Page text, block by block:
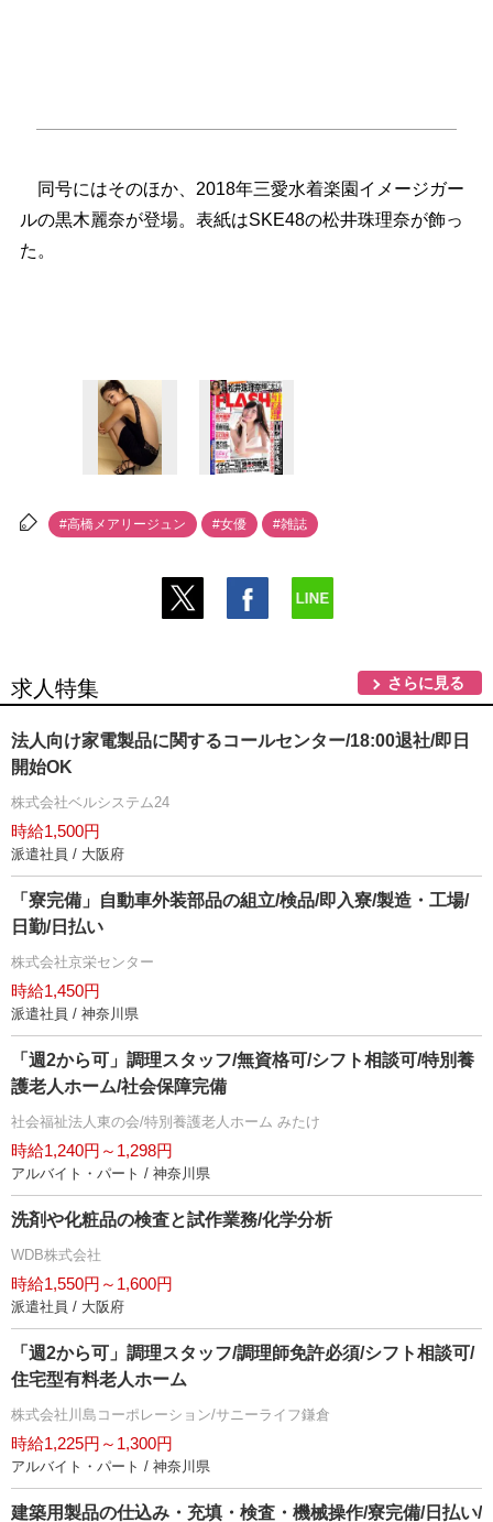
同号にはそのほか、2018年三愛水着楽園イメージガー
ルの黒木麗奈が登場。表紙はSKE48の松井珠理奈が飾っ
た。
#高橋メアリージュン #女優 #雑誌
求人特集 さらに見る
法人向け家電製品に関するコールセンター/18:00退社/即日
開始OK
株式会社ベルシステム24
時給1,500円
派遣社員 / 大阪府
「寮完備」自動車外装部品の組立/検品/即入寮/製造・工場/
日勤/日払い
株式会社京栄センター
時給1,450円
派遣社員 / 神奈川県
「週2から可」調理スタッフ/無資格可/シフト相談可/特別養
護老人ホーム/社会保障完備
社会福祉法人東の会/特別養護老人ホーム みたけ
時給1,240円～1,298円
アルバイト・パート / 神奈川県
洗剤や化粧品の検査と試作業務/化学分析
WDB株式会社
時給1,550円～1,600円
派遣社員 / 大阪府
「週2から可」調理スタッフ/調理師免許必須/シフト相談可/
住宅型有料老人ホーム
株式会社川島コーポレーション/サニーライフ鎌倉
時給1,225円～1,300円
アルバイト・パート / 神奈川県
建築用製品の仕込み・充填・検査・機械操作/寮完備/日払い/